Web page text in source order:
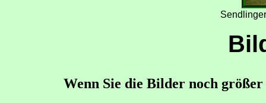
Wenn Sie die Bilder noch